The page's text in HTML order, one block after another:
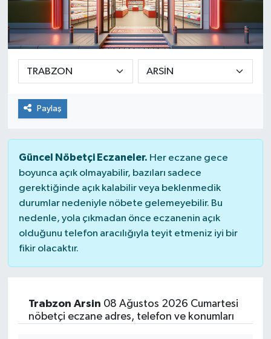
Paylaş
Güncel Nöbetçi Eczaneler. Her eczane gece
boyunca açık olmayabilir, bazıları sadece
gerektiğinde açık kalabilir veya beklenmedik
durumlar nedeniyle nöbete gelemeyebilir. Bu
nedenle, yola çıkmadan önce eczanenin açık
olduğunu telefon aracılığıyla teyit etmeniz iyi bir
fikir olacaktır.
Trabzon Arsin 08 Ağustos 2026 Cumartesi
nöbetçi eczane adres, telefon ve konumları